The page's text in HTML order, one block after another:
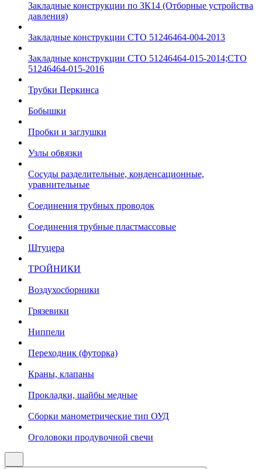
Закладные конструкции по ЗК14 (Отборные устройства
давления)
Закладные конструкции СТО 51246464-004-2013
Закладные конструкции СТО 51246464-015-2014;СТО
51246464-015-2016
Трубки Перкинса
Бобышки
Пробки и заглушки
Узлы обвязки
Сосуды разделительные, конденсационные,
уравнительные
Соединения трубных проводок
Соединения трубные пластмассовые
Штуцера
ТРОЙНИКИ
Воздухосборники
Грязевики
Ниппели
Переходник (футорка)
Краны, клапаны
Прокладки, шайбы медные
Сборки манометрические тип ОУД
Оголовоки продувочной свечи